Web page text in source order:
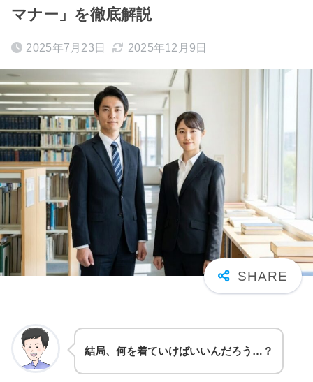
マナー」を徹底解説
2025年7月23日 2025年12月9日
結局、何を着ていけばいいんだろう…？